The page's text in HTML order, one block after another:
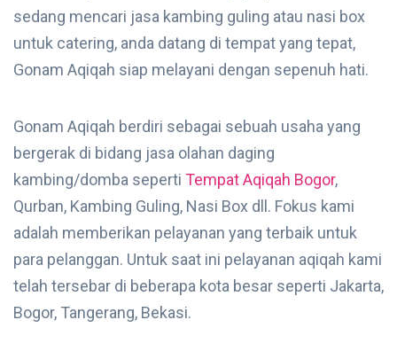
sedang mencari jasa kambing guling atau nasi box
untuk catering, anda datang di tempat yang tepat,
Gonam Aqiqah siap melayani dengan sepenuh hati.
Gonam Aqiqah berdiri sebagai sebuah usaha yang
bergerak di bidang jasa olahan daging
kambing/domba seperti Tempat Aqiqah Bogor,
Qurban, Kambing Guling, Nasi Box dll. Fokus kami
adalah memberikan pelayanan yang terbaik untuk
para pelanggan. Untuk saat ini pelayanan aqiqah kami
telah tersebar di beberapa kota besar seperti Jakarta,
Bogor, Tangerang, Bekasi.